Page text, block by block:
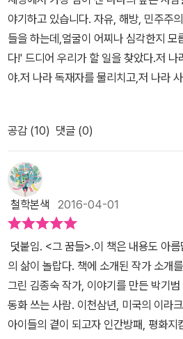
를 읽는 일이 아니라, 전쟁으로 삶 자체
고통을 마주하는 일이다. 그리하여 그
끼고, 다시는 지구상에 이런 비극이 일
마 실천에 옮기는 일일 것이다. 이라크의
이유는 분명하다. 아이들이 “슬퍼할 줄
겐 더 이상 평화도, 미래도 없는 까닭이
줄 아는 인간으로 자라날 때, 아이들은
을 변화시킬 유일한 희망이 된다. 이 아이들이 살아갈 세상은 지금과
는 다를 거예요. 우리가 바꾸어 갈 거고, 이 아이들이 바꾸어 낼 테니
까요. - 본문 16쪽 아직도 계속되고 있는 전쟁 “평화를 살아가는
일”의 의미 2011년 12월, 미군이 이라크에서 철수함으로써 종전을
고했다. 이라크 전쟁은 끝났지만 그 자
다. 전쟁으로 가족과 일상과 꿈을 빼앗
겪으면서 이라크 사람들의 삶은 복구의
도로 너덜너덜해졌다. 평화를 가져다주
한다. 대부분 그 자료들을 참조해 그림을
시장에서 포탄이 떨어져 아기를 안고 있
상상력에서 나온 그림이라는 사실이었
흐르는 강인 줄만 알고 있었는데) 힘이
씨의 글에도 삽화를 그리셨던데, 아무
리시는 듯하여 난 이 그림책으로 김종
싶다. 정의의 용사라는 가면은 얼마나
악당이 사는 나라'의 아이들도 공차기를
그럼에도 불구하고 명령을 내리는 사람
과 자원이 탐나서 그들의 잘못된 역사를
일으킨다. 갖가지 사연이 있는 사람들이
되고 싶었던 미국 남성은 총을 들고 아
망가져간다. 한편, 가난하지만 평화롭게
벌어진 몇 번의 전쟁 경험으로 인해 내
없다는 걸 잘 알고 그렇다고 해외로 갈
서 그저 벌벌 떨면서 어제 같은 날이 이
야기하고 있습니다. 자유, 해방, 민주주
들을 하는데,얼굴이 어찌나 심각한지 모
다!' 드디어 우리가 할 일을 찾았다.저 나
야.저 나라 독재자를 물리치고,저 나라
자로부터 해방시켜줄 거라고 굳게 믿고
물리치기 위해 착한 전쟁을 수행하는 거
가난한 나라에 사실은 어마어마한 땅속
습니다. 그건 공공연한 비밀인 걸요. '거
람들은 방송국 사람들과 신문기자를 불
가장 아프고 병든 사람들,가장 억울하게
장 힘겹게 살아가는 사람들,부모를 잃고
들...... 똑같은 화면을 자꾸자꾸 내보냈
칠까 봐 또 내보내고,본 사람들은 한 번
라 사람들은 모두 그렇게 살아가고 있는
바꾸어 몇 번이고 내보냈습니다. 같은
은 장면만 열심히 내보내는 모습은 저
공감 (10) 댓글 (0)
철학본색 2016-04-01
덧붙임. <그 꿈들>.이 책은 내용도 아
의 삶이 놀랍다. 책에 소개된 작가 소개
그린 김종숙 작가, 이야기를 만든 박기
동화 쓰는 사람. 이천삼년, 미국의 이라
아이들의 곁이 되고자 인간방패, 평화지